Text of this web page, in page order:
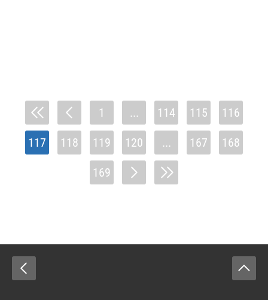
1 ... 114 115 116
117 118 119 120 ... 167 168
169